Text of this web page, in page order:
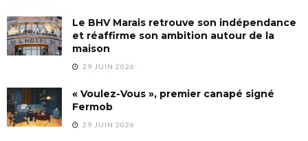
Le BHV Marais retrouve son indépendance
et réaffirme son ambition autour de la
maison
29 JUIN 2026
« Voulez-Vous », premier canapé signé
Fermob
29 JUIN 2026